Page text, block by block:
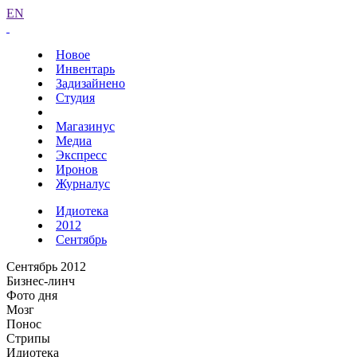
EN
Новое
Инвентарь
Задизайнено
Студия
Магазинус
Медиа
Экспресс
Иронов
Журналус
Идиотека
2012
Сентябрь
Сентябрь 2012
Бизнес-линч
Фото дня
Мозг
Понос
Стрипы
Идиотека